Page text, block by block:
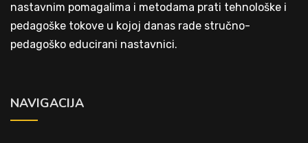
nastavnim pomagalima i metodama prati tehnološke i
pedagoške tokove u kojoj danas rade stručno-
pedagoško educirani nastavnici.
NAVIGACIJA